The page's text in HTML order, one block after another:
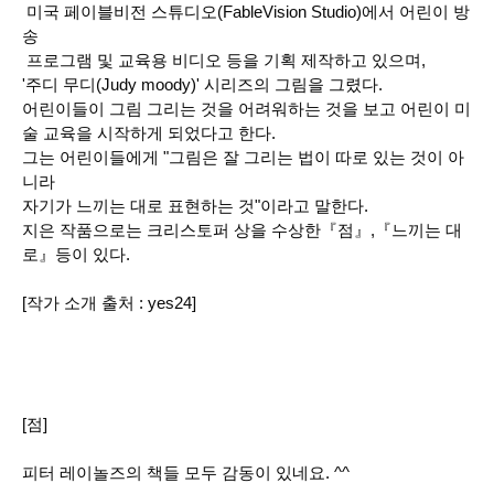
미국 페이블비전 스튜디오(FableVision Studio)에서 어린이 방
송
프로그램 및 교육용 비디오 등을 기획 제작하고 있으며,
'주디 무디(Judy moody)' 시리즈의 그림을 그렸다.
어린이들이 그림 그리는 것을 어려워하는 것을 보고 어린이 미
술 교육을 시작하게 되었다고 한다.
그는 어린이들에게 "그림은 잘 그리는 법이 따로 있는 것이 아
니라
자기가 느끼는 대로 표현하는 것"이라고 말한다.
지은 작품으로는 크리스토퍼 상을 수상한『점』,『느끼는 대
로』등이 있다.
[작가 소개 출처 : yes24]
[점]
피터 레이놀즈의 책들 모두 감동이 있네요. ^^